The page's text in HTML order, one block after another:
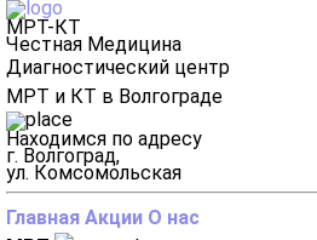
МРТ-КТ
Честная Медицина
Диагностический центр
МРТ и КТ в Волгограде
Находимся по адресу
г. Волгоград,
ул. Комсомольская
Главная Акции О нас